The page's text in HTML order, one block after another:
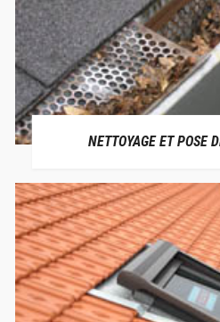
NETTOYAGE ET POSE